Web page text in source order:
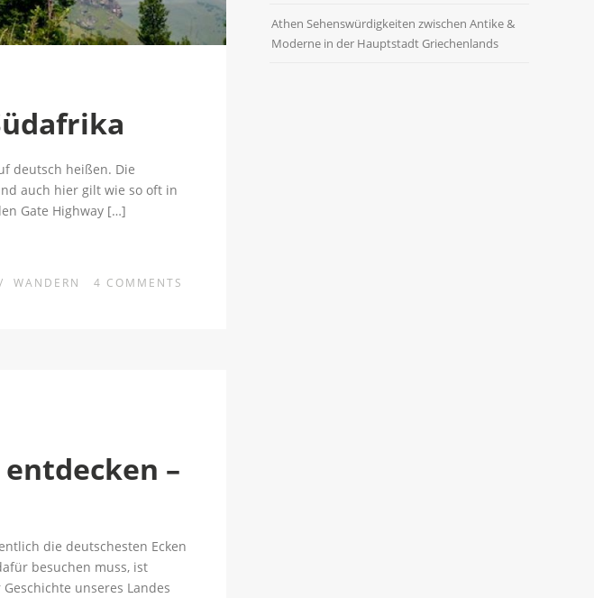
deutsch heißen. Die
auch hier gilt wie so oft in
Gate Highway […]
/ WANDERN 4 COMMENTS
–
die deutschesten Ecken
besuchen muss, ist
unseres Landes
Athen Sehenswürdigkeiten zwischen Antike &
Moderne in der Hauptstadt Griechenlands